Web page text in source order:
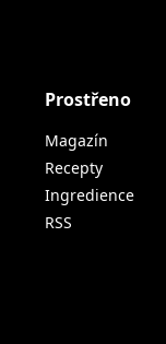
Prostřeno
Magazín
Recepty
Ingredience
RSS